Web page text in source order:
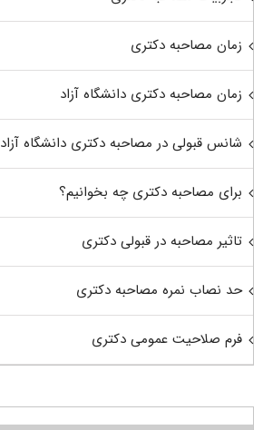
زمان مصاحبه دکتری
زمان مصاحبه دکتری دانشگاه آزاد
شانس قبولی در مصاحبه دکتری دانشگاه آزاد
برای مصاحبه دکتری چه بخوانیم؟
تاثیر مصاحبه در قبولی دکتری
حد نصاب نمره مصاحبه دکتری
فرم صلاحیت عمومی دکتری